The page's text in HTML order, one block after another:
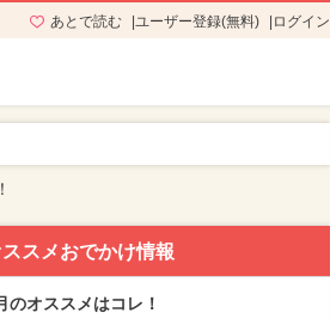
あとで読む ユーザー登録(無料) ログイン
スメおでかけ情報
のオススメはコレ！